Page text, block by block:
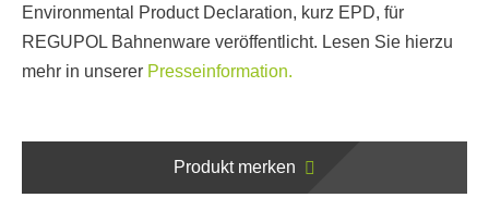
Environmental Product Declaration, kurz EPD, für
REGUPOL Bahnenware veröffentlicht. Lesen Sie hierzu
mehr in unserer Presseinformation.
Produkt merken